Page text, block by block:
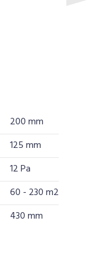
200 mm
125 mm
12 Pa
60 - 230 m2
430 mm